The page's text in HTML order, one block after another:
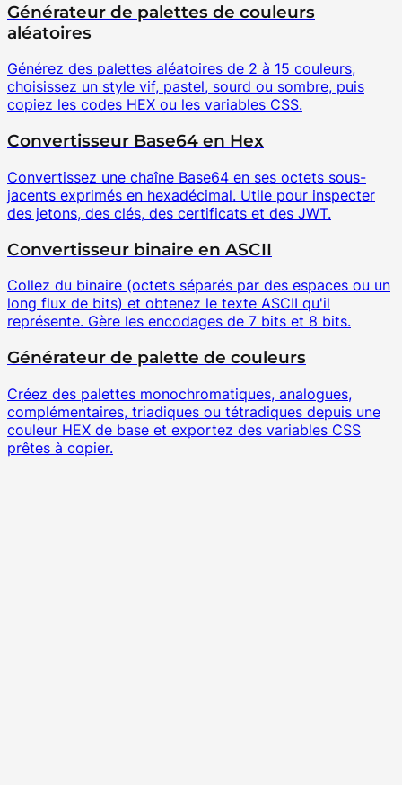
Générateur de palettes de couleurs
aléatoires
Générez des palettes aléatoires de 2 à 15 couleurs,
choisissez un style vif, pastel, sourd ou sombre, puis
copiez les codes HEX ou les variables CSS.
Convertisseur Base64 en Hex
Convertissez une chaîne Base64 en ses octets sous-
jacents exprimés en hexadécimal. Utile pour inspecter
des jetons, des clés, des certificats et des JWT.
Convertisseur binaire en ASCII
Collez du binaire (octets séparés par des espaces ou un
long flux de bits) et obtenez le texte ASCII qu'il
représente. Gère les encodages de 7 bits et 8 bits.
Générateur de palette de couleurs
Créez des palettes monochromatiques, analogues,
complémentaires, triadiques ou tétradiques depuis une
couleur HEX de base et exportez des variables CSS
prêtes à copier.